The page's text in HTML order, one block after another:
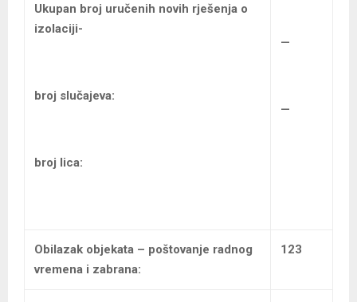
Ukupan broj uručenih novih rješenja o
izolaciji-
broj slučajeva:
broj lica:
—
—
Obilazak objekata – poštovanje radnog
vremena i zabrana:
123